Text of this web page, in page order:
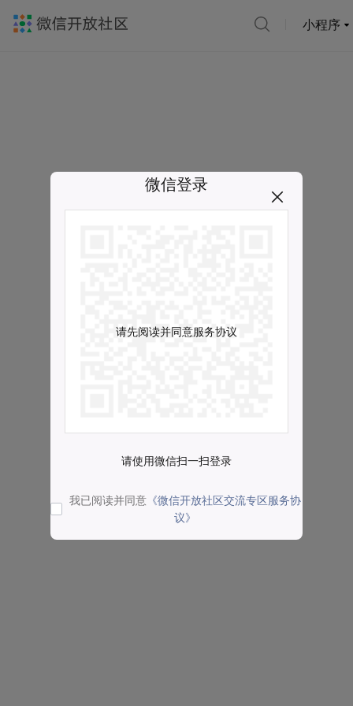
小程序
微信登录
请先阅读并同意服务协议
请使用微信扫一扫登录
我已阅读并同意 《微信开放社区交流专区服务协
议》